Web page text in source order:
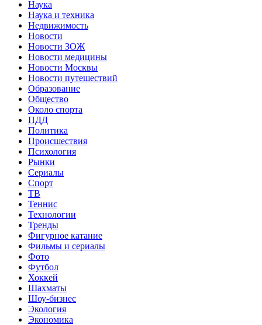
Наука
Наука и техника
Недвижимость
Новости
Новости ЗОЖ
Новости медицины
Новости Москвы
Новости путешествий
Образование
Общество
Около спорта
ПДД
Политика
Происшествия
Психология
Рынки
Сериалы
Спорт
ТВ
Теннис
Технологии
Тренды
Фигурное катание
Фильмы и сериалы
Фото
Футбол
Хоккей
Шахматы
Шоу-бизнес
Экология
Экономика